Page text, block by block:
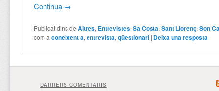
Continua →
Publicat dins de Altres, Entrevistes,Sa Costa,Sant Llorenç,Son
com a coneixent a,entrevista,qüestionari | Deixa una resposta
DARRERS COMENTARIS